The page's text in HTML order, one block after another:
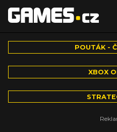
POUTÁK -
XBOX